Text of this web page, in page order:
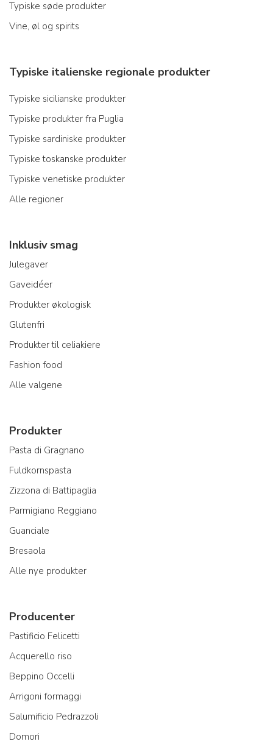
Typiske søde produkter
Vine, øl og spirits
Typiske italienske regionale produkter
Typiske sicilianske produkter
Typiske produkter fra Puglia
Typiske sardiniske produkter
Typiske toskanske produkter
Typiske venetiske produkter
Alle regioner
Inklusiv smag
Julegaver
Gaveidéer
Produkter økologisk
Glutenfri
Produkter til celiakiere
Fashion food
Alle valgene
Produkter
Pasta di Gragnano
Fuldkornspasta
Zizzona di Battipaglia
Parmigiano Reggiano
Guanciale
Bresaola
Alle nye produkter
Producenter
Pastificio Felicetti
Acquerello riso
Beppino Occelli
Arrigoni formaggi
Salumificio Pedrazzoli
Domori